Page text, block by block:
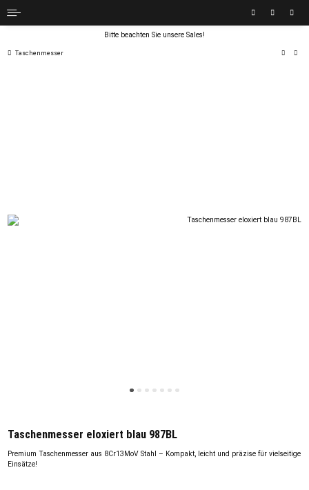
Bitte beachten Sie unsere Sales!
Taschenmesser
Taschenmesser eloxiert blau 987BL
Premium Taschenmesser aus 8Cr13MoV Stahl – Kompakt, leicht und präzise für vielseitige
Einsätze!